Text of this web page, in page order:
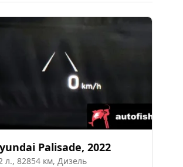
Palisade, 2022
л., 82854 км, Дизель